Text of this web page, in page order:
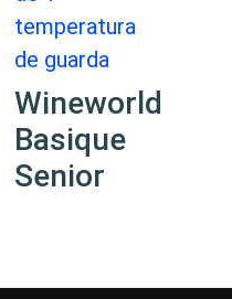
Wineworld
Basique
Senior